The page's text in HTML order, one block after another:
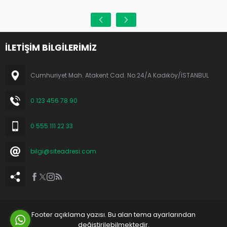
İLETİŞİM BİLGİLERİMİZ
Cumhuriyet Mah. Atakent Cad. No:24/A Kadıköy/İSTANBUL
0 123 456 78 90
0 555 111 22 33
bilgi@siteadresi.com
Footer açıklama yazısı. Bu alan tema ayarlarından
değiştirilebilmektedir.